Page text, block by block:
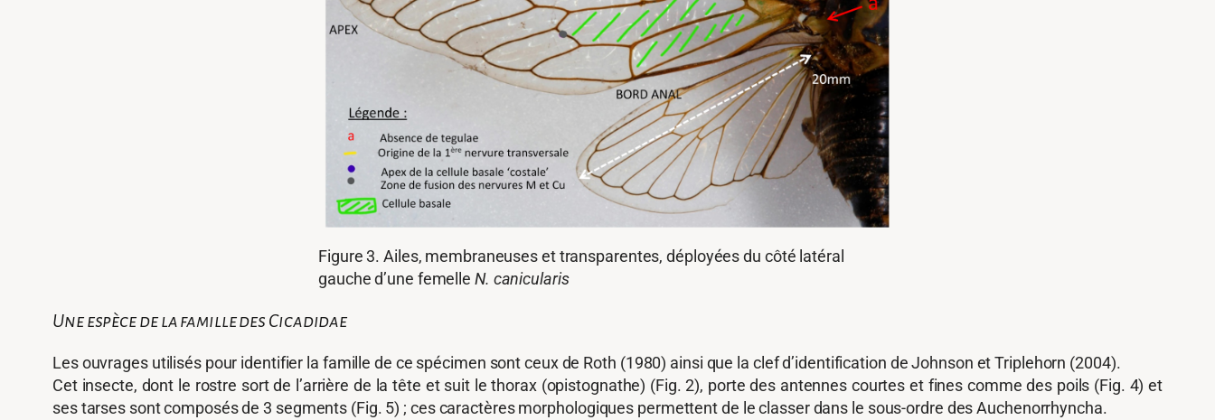
Figure 3. Ailes, membraneuses et transparentes, déployées du côté latéral
gauche d’une femelle N. canicularis
Une espèce de la famille des Cicadidae
Les ouvrages utilisés pour identifier la famille de ce spécimen sont ceux de Roth (1980) ainsi que la clef d’identification de Johnson et Triplehorn (2004).
Cet insecte, dont le rostre sort de l’arrière de la tête et suit le thorax (opistognathe) (Fig. 2), porte des antennes courtes et fines comme des poils (Fig. 4) et
ses tarses sont composés de 3 segments (Fig. 5) ; ces caractères morphologiques permettent de le classer dans le sous-ordre des Auchenorrhyncha.